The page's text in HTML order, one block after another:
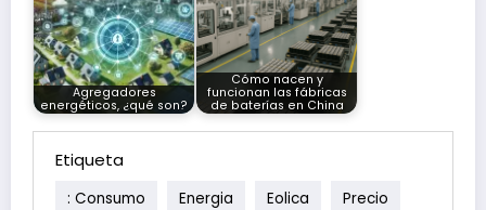
Agregadores
energéticos, ¿qué son?
Cómo nacen y
funcionan las fábricas
de baterías en China
Etiqueta
: Consumo Energia Eolica Precio